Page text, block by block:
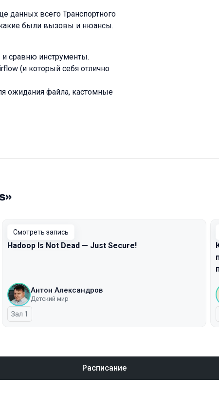
данных всего Транспортного
были вызовы и нюансы.
сравню инструменты.
(и который себя отлично
ожидания файла, кастомные
Смотреть запись
Hadoop Is Not Dead — Just Secure!
Антон Александров
Детский мир
Зал 1
Расписание